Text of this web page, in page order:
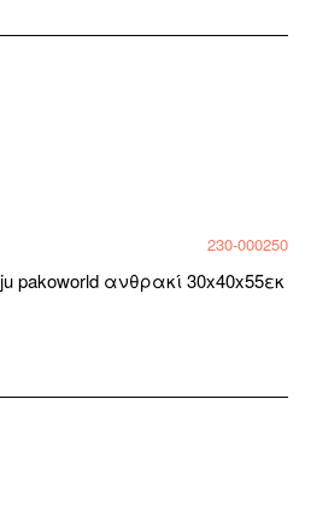
230-000250
Βοηθητικό τραπέζι Muju pakoworld ανθρακί 30x40x55εκ